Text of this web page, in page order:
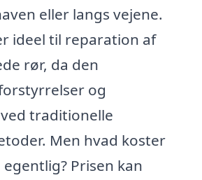
eller langs vejene.
ideel til reparation af
rør, da den
og
traditionelle
Men hvad koster
Prisen kan